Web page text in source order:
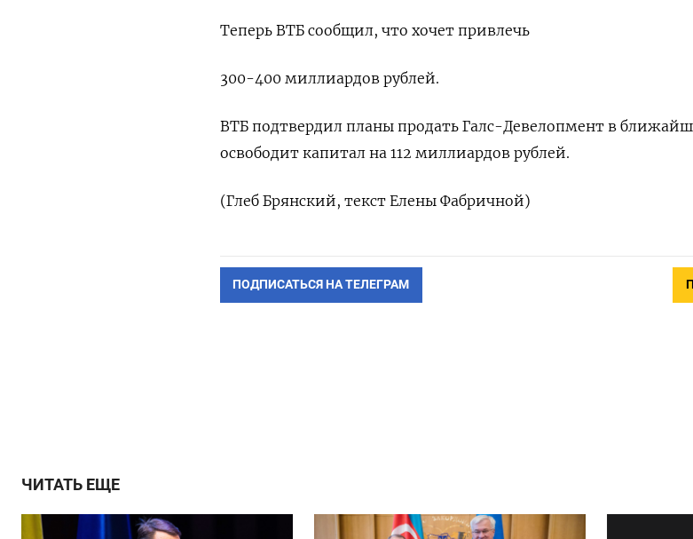
Теперь ВТБ ​сообщил, ⁠что хочет привлечь
300-400 миллиардов рублей.
ВТБ подтвердил планы ‌продать Галс-Девелопмент в
освободит капитал на ​112 миллиардов рублей.
(Глеб Брянский, ‌текст Елены Фабричной)
ПОДПИСАТЬСЯ НА ТЕЛЕГРАМ
ЧИТАТЬ ЕЩЕ